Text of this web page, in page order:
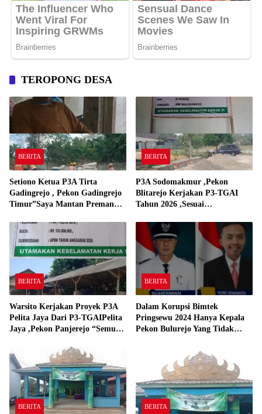
TEROPONG DESA
BERITA
Setiono Ketua P3A Tirta
Gadingrejo , Pekon Gadingrejo
Timur”Saya Mantan Preman
Gadingrejo Tahun 2000″
BERITA
P3A Sodomakmur ,Pekon
Blitarejo Kerjakan P3-TGAI
Tahun 2026 ,Sesuai
BERITA
Warsito Kerjakan Proyek P3A
Pelita Jaya Dari P3-TGAIPelita
Jaya ,Pekon Panjerejo “Semua
BERITA
Dalam Korupsi Bimtek
Pringsewu 2024 Hanya Kepala
Pekon Bulurejo Yang Tidak
BERITA BERITA